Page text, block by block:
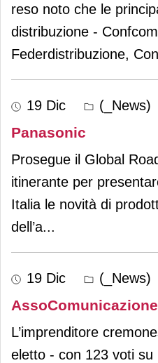
reso noto che le
distribuzione -
Federdistribuzione,
19 Dic (_News)
Panasonic
Prosegue il Global
itinerante per
Italia le novità di
dell’a...
19 Dic (_News)
AssoComunicazione
L’imprenditore
eletto - con 123 voti su